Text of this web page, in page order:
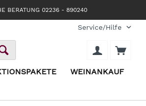
BERATUNG 02236 - 890240
Service/Hilfe
WEINANKAUF